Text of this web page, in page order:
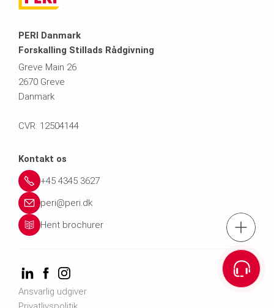
tlf.: +45 43
PERI Danmark
Forskalling Stillads Rådgivning
Greve Main 26
2670 Greve
Danmark
CVR: 12504144
Kontakt os
+45 4345 3627
peri@peri.dk
Hent brochurer
Ansvarlig udgiver